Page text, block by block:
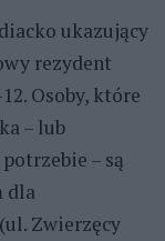
ukazujący
rezydent
Osoby, które
– lub
– są
dla
Zwierzęcy